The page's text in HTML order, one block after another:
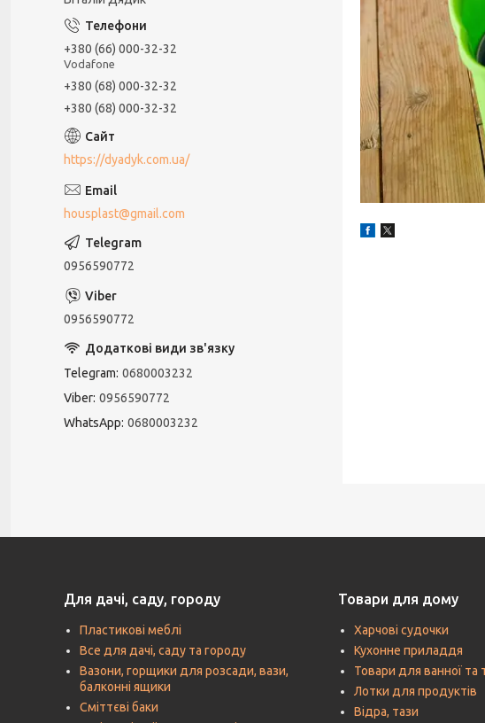
+380 (66) 000-32-32
Vodafone
+380 (68) 000-32-32
+380 (68) 000-32-32
https://dyadyk.com.ua/
housplast@gmail.com
0956590772
0956590772
Telegram 0680003232
Viber 0956590772
WhatsApp 0680003232
Для дачі, саду, городу
Пластикові меблі
Все для дачі, саду та городу
Вазони, горщики для розсади, вази,
балконні ящики
Сміттєві баки
Товари для дому
Харчові судочки
Кухонне приладдя
Товари для ванної та
Лотки для продуктів
Відра, тази